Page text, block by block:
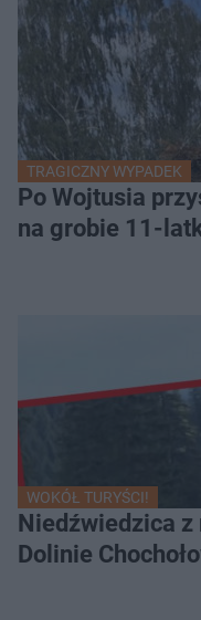
TRAGICZNY WYPADEK
Po Wojtusia
na grobie 11-
WOKÓŁ TURYŚCI!
Niedźwiedzica z
Dolinie